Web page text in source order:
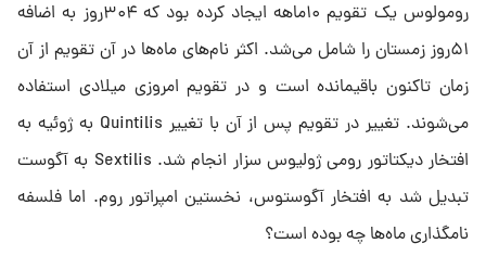
رومولوس یک تقویم ۱۰ماهه ایجاد کرده بود که ۳۰۴روز به اضافه
۵۱روز زمستان را شامل می‌شد. اکثر نام‌های‌ ماه‌ها در آن تقویم از آن
زمان تاکنون باقیمانده است و در تقویم امروزی میلادی استفاده
می‌شوند. تغییر در تقویم پس از آن با تغییر Quintilis به ژوئیه به
افتخار دیکتاتور رومی ژولیوس سزار انجام شد. Sextilis به آگوست
تبدیل شد به افتخار آگوستوس، نخستین امپراتور روم. اما فلسفه
نامگذاری ماه‌ها چه بوده است؟